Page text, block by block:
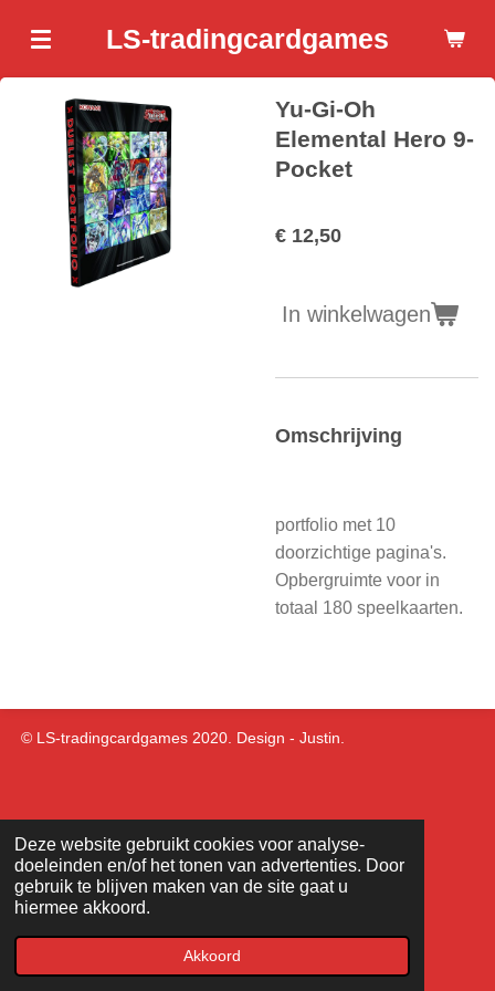
Deze website gebruikt cookies voor analyse-
doeleinden en/of het tonen van advertenties. Door
gebruik te blijven maken van de site gaat u
hiermee akkoord.
Akkoord
direct
naar
hoofdinhoud
LS-tradingcardgames
Yu-Gi-Oh
Elemental Hero 9-
Pocket
€ 12,50
In winkelwagen
Omschrijving
portfolio met 10
doorzichtige pagina's.
Opbergruimte voor in
totaal 180 speelkaarten.
© LS-tradingcardgames 2020. Design - Justin.